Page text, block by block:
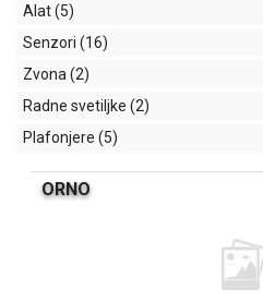
Alat(5)
Senzori (16)
Zvona (2)
Radne svetiljke (2)
Plafonjere (5)
ORNO